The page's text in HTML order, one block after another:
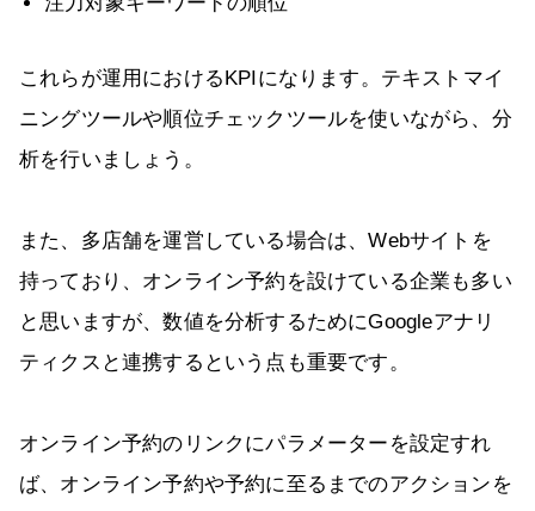
これらが運用におけるKPIになります。テキストマイ
ニングツールや順位チェックツールを使いながら、分
析を行いましょう。
また、多店舗を運営している場合は、Webサイトを
持っており、オンライン予約を設けている企業も多い
と思いますが、数値を分析するためにGoogleアナリ
ティクスと連携するという点も重要です。
オンライン予約のリンクにパラメーターを設定すれ
ば、オンライン予約や予約に至るまでのアクションを